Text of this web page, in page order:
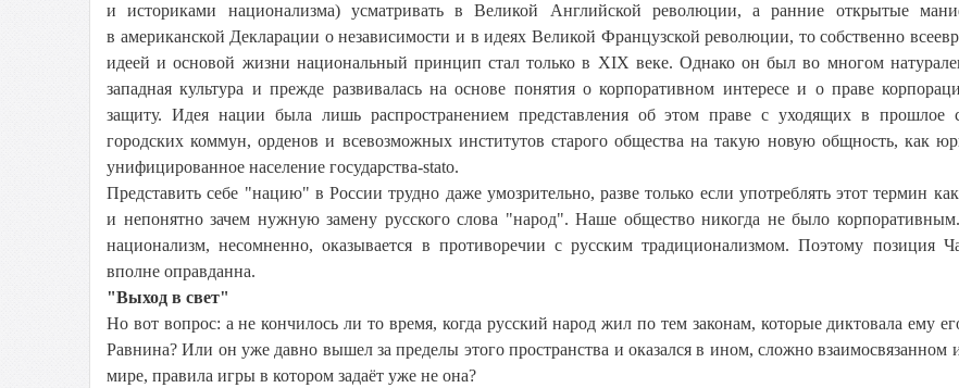
и историками национализма) усматривать в Великой Английской революции, а ранние открытые
в американской Декларации о независимости и в идеях Великой Французской революции, то собственно
идеей и основой жизни национальный принцип стал только в XIX веке. Однако он был во многом
западная культура и прежде развивалась на основе понятия о корпоративном интересе и о праве
защиту. Идея нации была лишь распространением представления об этом праве с уходящих в прошлое
городских коммун, орденов и всевозможных институтов старого общества на такую новую общность, как
унифицированное население государства-stato.
Представить себе "нацию" в России трудно даже умозрительно, разве только если употреблять этот термин
и непонятно зачем нужную замену русского слова "народ". Наше общество никогда не было
национализм, несомненно, оказывается в противоречии с русским традиционализмом. Поэтому позиция
вполне оправданна.
"Выход в свет"
Но вот вопрос: а не кончилось ли то время, когда русский народ жил по тем законам, которые диктовала ему
Равнина? Или он уже давно вышел за пределы этого пространства и оказался в ином, сложно взаимосвязанном
мире, правила игры в котором задаёт уже не она?